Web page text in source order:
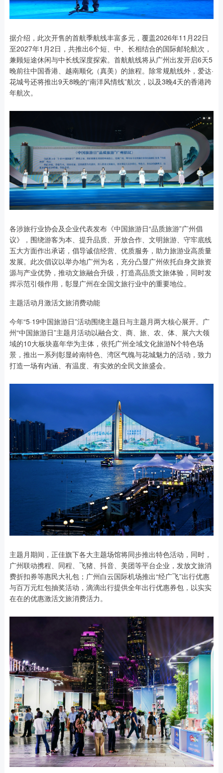
据介绍，此次开售的首航季航线丰富多元，覆盖2026年11月22日
至2027年1月2日，共推出6个短、中、长相结合的国际邮轮航次，
兼顾短途休闲与中长线深度探索。首航航线将从广州出发开启6天5
晚前往中国香港、越南顺化（真美）的旅程。除常规航线外，爱达·
花城号还将推出9天8晚的“南洋风情线”航次，以及3晚4天的香港跨
年航次。
各涉旅行业协会及企业代表发布《中国旅游日“品质旅游”广州倡
议》，围绕游客为本、提升品质、开放合作、文明旅游、守牢底线
五大方面作出承诺，倡导诚信经营、优质服务，助力旅游业高质量
发展。此次倡议以举办地广州为名，充分凸显广州依托自身文旅资
源与产业优势，推动文旅融合升级，打造高品质文旅体验，同时发
挥示范引领作用，彰显广州在全国文旅行业中的重要地位。
主题活动月激活文旅消费动能
今年“5·19中国旅游日”活动围绕主题日与主题月两大核心展开。广
州“中国旅游日”主题月活动以融合文、商、旅、农、体、展六大领
域的10大板块嘉年华为主体，依托广州全域文化旅游N个特色场
景，推出一系列彰显岭南特色、湾区气魄与花城魅力的活动，致力
打造一场有内涵、有温度、有实效的全民文旅盛会。
主题月期间，正佳旗下各大主题场馆将同步推出特色活动，同时，
广州联动携程、同程、飞猪、抖音、美团等平台企业，发放文旅消
费折扣券等惠民大礼包；广州白云国际机场推出“经广飞”出行优惠
与百万元红包抽奖活动，滴滴出行提供全年出行优惠券包，以实实
在在的优惠激活文旅消费活力。